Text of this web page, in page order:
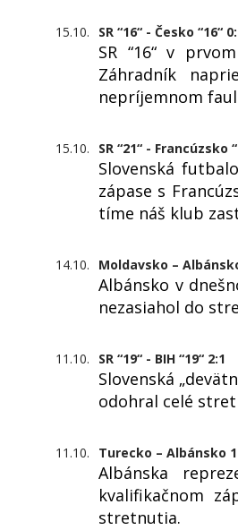
15.10. SR “16“ - Česko “16“
SR “16“ v
Záhradník
nepríjemnom
15.10. SR “21“ - Francúzsko
Slovenská
zápase s
tíme náš klub
14.10. Moldavsko –
Albánsko v
nezasiahol do
11.10. SR “19“ - BIH “19“ 2:1
Slovenská
odohral celé
11.10. Turecko – Albánsko
Albánska
kvalifikačnom
stretnutia.